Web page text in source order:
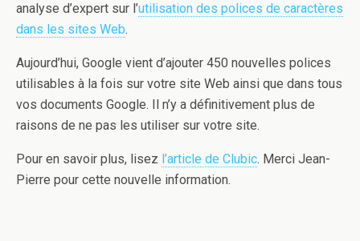
analyse d’expert sur l’utilisation des polices de caractères
dans les sites Web.
Aujourd’hui, Google vient d’ajouter 450 nouvelles polices
utilisables à la fois sur votre site Web ainsi que dans tous
vos documents Google. Il n’y a définitivement plus de
raisons de ne pas les utiliser sur votre site.
Pour en savoir plus, lisez l’article de Clubic. Merci Jean-
Pierre pour cette nouvelle information.